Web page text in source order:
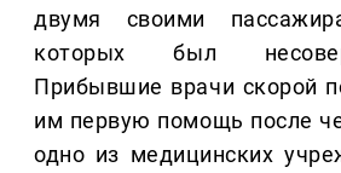
двумя своими
которых был
Прибывшие врачи скорой
им первую помощь после
одно из медицинских